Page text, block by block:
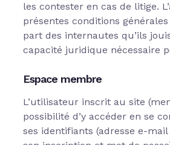
les contester en cas de litige.
présentes conditions
part des internautes qu’ils
capacité juridique nécessaire
Espace membre
L’utilisateur inscrit au site
possibilité d’y accéder en se
ses identifiants (adresse e-